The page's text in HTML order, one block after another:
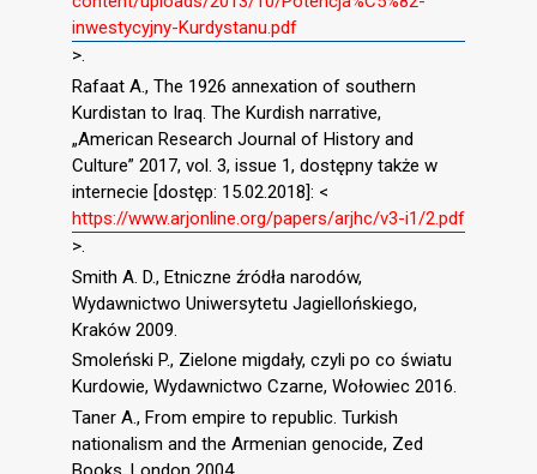
inwestycyjny-Kurdystanu.pdf
>.
Rafaat A., The 1926 annexation of southern
Kurdistan to Iraq. The Kurdish narrative,
„American Research Journal of History and
Culture” 2017, vol. 3, issue 1, dostępny także w
internecie [dostęp: 15.02.2018]: <
https://www.arjonline.org/papers/arjhc/v3-i1/2.pdf
>.
Smith A. D., Etniczne źródła narodów,
Wydawnictwo Uniwersytetu Jagiellońskiego,
Kraków 2009.
Smoleński P., Zielone migdały, czyli po co światu
Kurdowie, Wydawnictwo Czarne, Wołowiec 2016.
Taner A., From empire to republic. Turkish
nationalism and the Armenian genocide, Zed